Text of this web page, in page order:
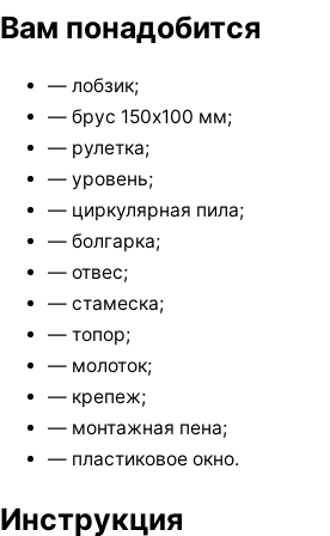
Вам понадобится
— лобзик;
— брус 150х100 мм;
— рулетка;
— уровень;
— циркулярная пила;
— болгарка;
— отвес;
— стамеска;
— топор;
— молоток;
— крепеж;
— монтажная пена;
— пластиковое окно.
Инструкция